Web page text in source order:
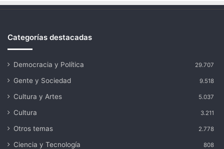
Categorías destacadas
Democracia y Política 29.707
Gente y Sociedad 9.518
Cultura y Artes 5.037
Cultura 3.211
Otros temas 2.778
Ciencia y Tecnología 808